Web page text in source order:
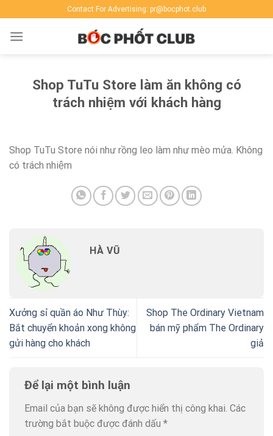
to
content
Contact For Advertising: pr@bocphot.club
Shop TuTu Store làm ăn không có
trách nhiệm với khách hàng
Shop TuTu Store nói như rồng leo làm như mèo mửa. Không
có trách nhiệm
HÀ VŨ
Xưởng sỉ quần áo Như Thùy:
Bắt chuyển khoản xong không
gửi hàng cho khách
Shop The Ordinary Vietnam
bán mỹ phẩm The Ordinary
giả
Để lại một bình luận
Email của bạn sẽ không được hiển thị công khai. Các
trường bắt buộc được đánh dấu *